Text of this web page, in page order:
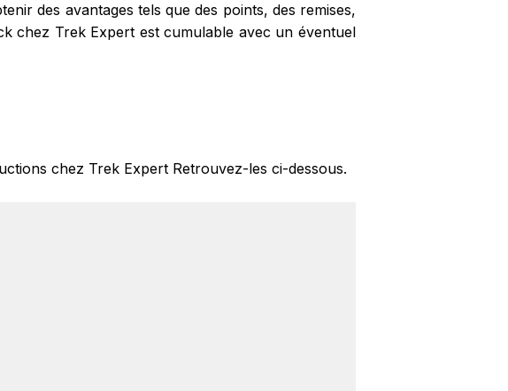
des avantages tels que des points, des remises,
chez Trek Expert est cumulable avec un éventuel
chez Trek Expert Retrouvez-les ci-dessous.
dans votre cagnotte au plus tard 48h après votre
codes promo Trek Expert.